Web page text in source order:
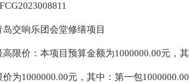
交响乐团会堂修缮项目
限价：本项目预算金额为1000000.00元，
价为1000000.00元，其中：第一包1000000.00